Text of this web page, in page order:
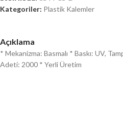
Kategoriler: Plastik Kalemler
Açıklama
* Mekanizma: Basmalı * Baskı: UV,
Adeti: 2000 * Yerli Üretim